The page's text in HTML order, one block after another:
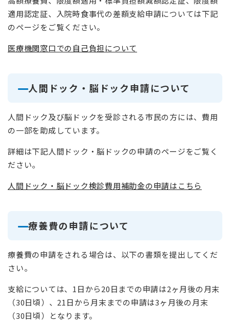
適用認定証、入院時食事代の差額支給申請については下記
のページをご覧ください。
医療機関窓口での自己負担について
人間ドック・脳ドック申請について
人間ドック及び脳ドックを受診される市民の方には、費用
の一部を助成しています。
詳細は下記人間ドック・脳ドックの申請のページをご覧く
ださい。
人間ドック・脳ドック検診費用補助金の申請はこちら
療養費の申請について
療養費の申請をされる場合は、以下の書類を提出してくだ
さい。
支給については、1日から20日までの申請は2ヶ月後の月末
（30日頃）、21日から月末までの申請は3ヶ月後の月末
（30日頃）となります。